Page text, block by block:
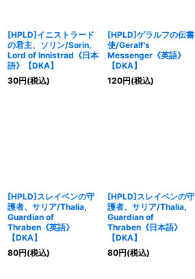
[HPLD]イニストラード
の君主、ソリン/Sorin,
Lord of Innistrad《日本
語》【DKA】
30円(税込)
[HPLD]ゲラルフの伝書
使/Geralf's
Messenger《英語》
【DKA】
120円(税込)
[HPLD]スレイベンの守
護者、サリア/Thalia,
Guardian of
Thraben《英語》
【DKA】
80円(税込)
[HPLD]スレイベンの守
護者、サリア/Thalia,
Guardian of
Thraben《日本語》
【DKA】
80円(税込)